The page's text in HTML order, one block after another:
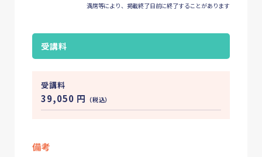
満席等により、掲載終了日前に終了することがあります
受講料
受講料
39,050 円 （税込）
備考